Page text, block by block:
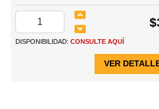
DISPONIBILIDAD: CONSULTE AQUÍ
VER